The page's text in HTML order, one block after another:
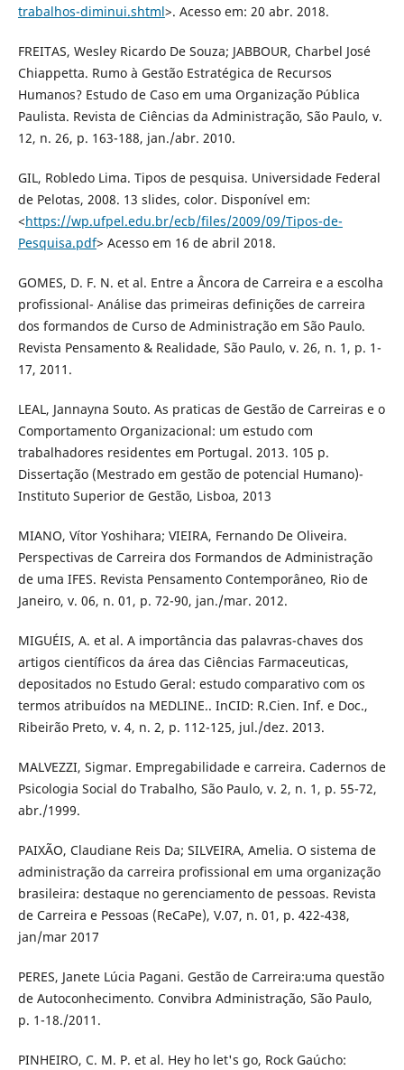
trabalhos-diminui.shtml>. Acesso em: 20 abr. 2018.
FREITAS, Wesley Ricardo De Souza; JABBOUR, Charbel José
Chiappetta. Rumo à Gestão Estratégica de Recursos
Humanos? Estudo de Caso em uma Organização Pública
Paulista. Revista de Ciências da Administração, São Paulo, v.
12, n. 26, p. 163-188, jan./abr. 2010.
GIL, Robledo Lima. Tipos de pesquisa. Universidade Federal
de Pelotas, 2008. 13 slides, color. Disponível em:
<https://wp.ufpel.edu.br/ecb/files/2009/09/Tipos-de-
Pesquisa.pdf> Acesso em 16 de abril 2018.
GOMES, D. F. N. et al. Entre a Âncora de Carreira e a escolha
profissional- Análise das primeiras definições de carreira
dos formandos de Curso de Administração em São Paulo.
Revista Pensamento & Realidade, São Paulo, v. 26, n. 1, p. 1-
17, 2011.
LEAL, Jannayna Souto. As praticas de Gestão de Carreiras e o
Comportamento Organizacional: um estudo com
trabalhadores residentes em Portugal. 2013. 105 p.
Dissertação (Mestrado em gestão de potencial Humano)-
Instituto Superior de Gestão, Lisboa, 2013
MIANO, Vítor Yoshihara; VIEIRA, Fernando De Oliveira.
Perspectivas de Carreira dos Formandos de Administração
de uma IFES. Revista Pensamento Contemporâneo, Rio de
Janeiro, v. 06, n. 01, p. 72-90, jan./mar. 2012.
MIGUÉIS, A. et al. A importância das palavras-chaves dos
artigos científicos da área das Ciências Farmaceuticas,
depositados no Estudo Geral: estudo comparativo com os
termos atribuídos na MEDLINE.. InCID: R.Cien. Inf. e Doc.,
Ribeirão Preto, v. 4, n. 2, p. 112-125, jul./dez. 2013.
MALVEZZI, Sigmar. Empregabilidade e carreira. Cadernos de
Psicologia Social do Trabalho, São Paulo, v. 2, n. 1, p. 55-72,
abr./1999.
PAIXÃO, Claudiane Reis Da; SILVEIRA, Amelia. O sistema de
administração da carreira profissional em uma organização
brasileira: destaque no gerenciamento de pessoas. Revista
de Carreira e Pessoas (ReCaPe), V.07, n. 01, p. 422-438,
jan/mar 2017
PERES, Janete Lúcia Pagani. Gestão de Carreira:uma questão
de Autoconhecimento. Convibra Administração, São Paulo,
p. 1-18./2011.
PINHEIRO, C. M. P. et al. Hey ho let's go, Rock Gaúcho: